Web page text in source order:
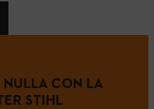
NULLA CON LA
STIHL